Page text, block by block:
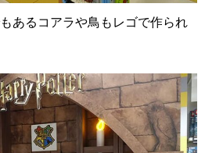
あるコアラや鳥もレゴで作られ